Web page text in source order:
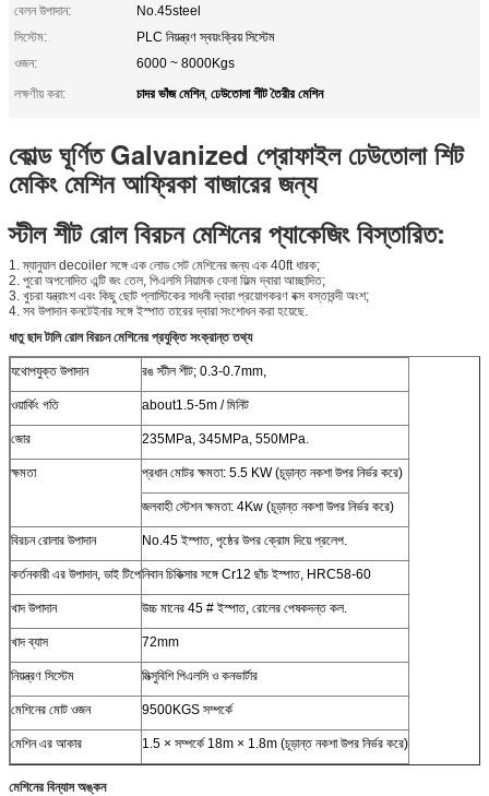
বেলন উপাদান:
No.45steel
সিস্টেম:
PLC নিয়ন্ত্রণ স্বয়ংক্রিয় সিস্টেম
ওজন:
6000 ~ 8000Kgs
লক্ষণীয় করা:
চাদর ভাঁজ মেশিন, ঢেউতোলা শীট তৈরীর মেশিন
কোল্ড ঘূর্ণিত Galvanized প্রোফাইল ঢেউতোলা শিট
মেকিং মেশিন আফ্রিকা বাজারের জন্য
স্টীল শীট রোল বিরচন মেশিনের প্যাকেজিং বিস্তারিত:
1. ম্যানুয়াল decoiler সঙ্গে এক লোড সেট মেশিনের জন্য এক 40ft ধারক;
2. পুরো অপনোদিত এন্টি জং তেল, পিএলসি নিয়ামক ফেনা ফিল্ম দ্বারা আচ্ছাদিত;
3. খুচরা যন্ত্রাংশ এবং কিছু ছোট প্লাস্টিকের সাধনী দ্বারা প্রয়োগকরণ বক্স বস্তাবন্দী অংশ;
4. সব উপাদান কনটেইনার সঙ্গে ইস্পাত তারের দ্বারা সংশোধন করা হয়েছে.
ধাতু ছাদ টালি রোল বিরচন মেশিনের প্রযুক্তি সংক্রান্ত তথ্য
যথোপযুক্ত উপাদান রঙ স্টীল শীট; 0.3-0.7mm,
ওয়ার্কিং গতি about1.5-5m / মিনিট
জোর 235MPa, 345MPa, 550MPa.
ক্ষমতা প্রধান মোটর ক্ষমতা: 5.5 KW (চূড়ান্ত নকশা উপর নির্ভর করে)
জলবাহী স্টেশন ক্ষমতা: 4Kw (চূড়ান্ত নকশা উপর নির্ভর করে)
বিরচন রোলার উপাদান No.45 ইস্পাত, পৃষ্ঠের উপর ক্রোম দিয়ে প্রলেপ.
কর্তনকারী এর উপাদান, ডাই টিপেনিবান চিকিত্সার সঙ্গে Cr12 ছাঁচ ইস্পাত, HRC58-60
খাদ উপাদান উচ্চ মানের 45 # ইস্পাত, রোলের পেষকদন্ত কল.
খাদ ব্যাস 72mm
নিয়ন্ত্রণ সিস্টেম মিত্সুবিশি পিএলসি ও কনভার্টার
মেশিনের মোট ওজন 9500KGS সম্পর্কে
মেশিন এর আকার 1.5 × সম্পর্কে 18m × 1.8m (চূড়ান্ত নকশা উপর নির্ভর করে)
মেশিনের বিন্যাস অঙ্কন